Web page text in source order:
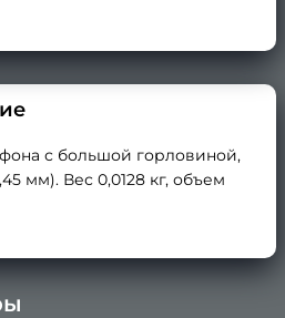
с большой горловиной,
мм). Вес 0,0128 кг, объем